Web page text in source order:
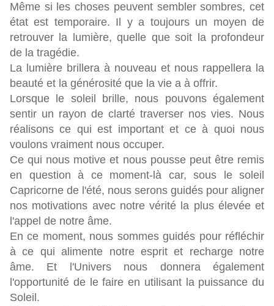
Même si les choses peuvent sembler sombres, cet
état est temporaire. Il y a toujours un moyen de
retrouver la lumière, quelle que soit la profondeur
de la tragédie.
La lumière brillera à nouveau et nous rappellera la
beauté et la générosité que la vie a à offrir.
Lorsque le soleil brille, nous pouvons également
sentir un rayon de clarté traverser nos vies. Nous
réalisons ce qui est important et ce à quoi nous
voulons vraiment nous occuper.
Ce qui nous motive et nous pousse peut être remis
en question à ce moment-là car, sous le soleil
Capricorne de l'été, nous serons guidés pour aligner
nos motivations avec notre vérité la plus élevée et
l'appel de notre âme.
En ce moment, nous sommes guidés pour réfléchir
à ce qui alimente notre esprit et recharge notre
âme. Et l'Univers nous donnera également
l'opportunité de le faire en utilisant la puissance du
Soleil.